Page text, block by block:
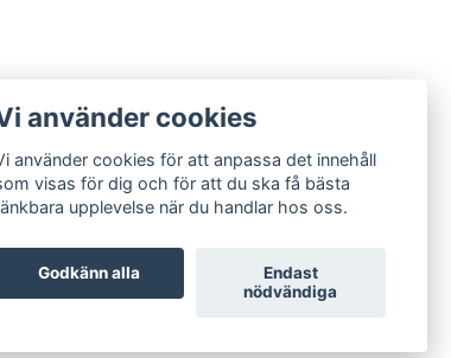
använder cookies
använder cookies för att anpassa det innehåll
visas för dig och för att du ska få bästa
upplevelse när du handlar hos oss.
Godkänn alla
Endast
nödvändiga